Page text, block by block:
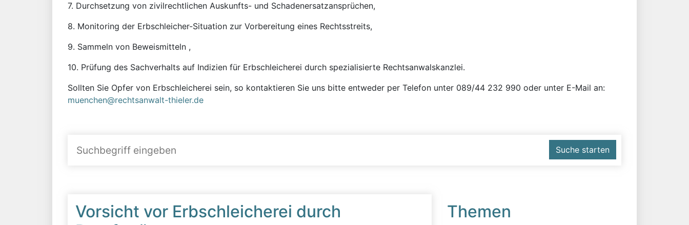
7. Durchsetzung von zivilrechtlichen Auskunfts- und Schadenersatzansprüchen,
8. Monitoring der Erbschleicher-Situation zur Vorbereitung eines Rechtsstreits,
9. Sammeln von Beweismitteln ,
10. Prüfung des Sachverhalts auf Indizien für Erbschleicherei durch spezialisierte Rechtsanwalskanzlei.
Sollten Sie Opfer von Erbschleicherei sein, so kontaktieren Sie uns bitte entweder per Telefon unter 089/44 232 990 oder unter E-Mail an:
muenchen@rechtsanwalt-thieler.de
Suche starten
Vorsicht vor Erbschleicherei durch
Themen